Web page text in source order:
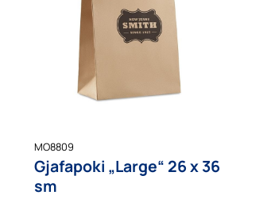
MO8809
Gjafapoki „Large“ 26 x 36
sm